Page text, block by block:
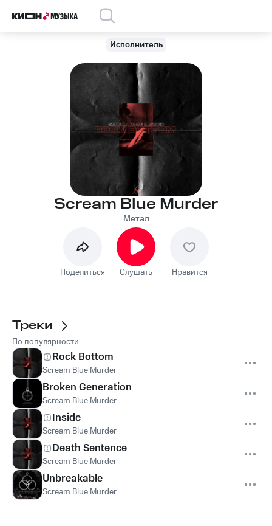
Исполнитель
Scream Blue Murder
Метал
Поделиться Слушать Нравится
Треки
По популярности
Rock Bottom
Scream Blue Murder
Broken Generation
Scream Blue Murder
Inside
Scream Blue Murder
Death Sentence
Scream Blue Murder
Unbreakable
Scream Blue Murder